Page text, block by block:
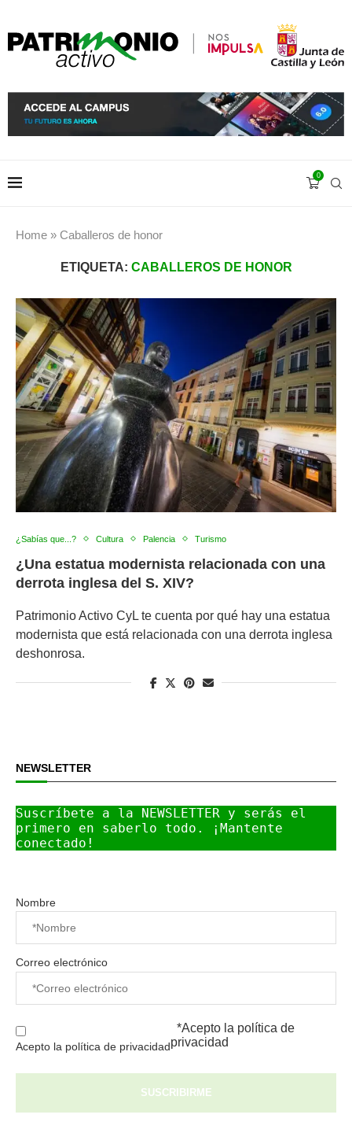
0
Home » Caballeros de honor
ETIQUETA: CABALLEROS DE HONOR
¿Sabías que...? Cultura Palencia Turismo
¿Una estatua modernista relacionada con una
derrota inglesa del S. XIV?
Patrimonio Activo CyL te cuenta por qué hay una estatua
modernista que está relacionada con una derrota inglesa
deshonrosa.
NEWSLETTER
Suscríbete a la NEWSLETTER y serás el
primero en saberlo todo. ¡Mantente
conectado!
Nombre
Correo electrónico
Acepto la política de privacidad
*Acepto la política de
privacidad